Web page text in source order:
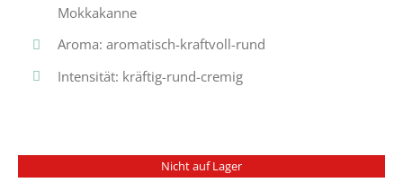
Mokkakanne
Aroma: aromatisch-kraftvoll-rund
Intensität: kräftig-rund-cremig
Nicht auf Lager